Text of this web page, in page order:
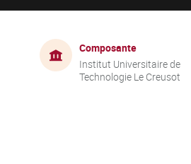
Composante
Institut Universitaire de
Technologie Le Creusot